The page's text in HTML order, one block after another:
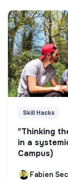
Skill Hacks
"Thinking
in a
Campus)
Fabien